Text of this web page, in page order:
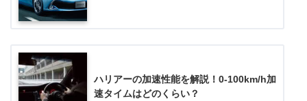
ハリアーの加速性能を解説！0-100km/h加
速タイムはどのくらい？